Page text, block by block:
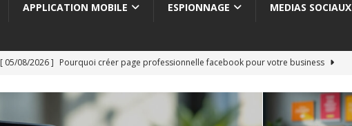
APPLICATION MOBILE ESPIONNAGE MEDIAS SOCIAUX
[ 05/08/2026 ] Pourquoi créer page professionnelle facebook pour votre business
The definition of email : histoire et fonctionnement
WEBMARKETING